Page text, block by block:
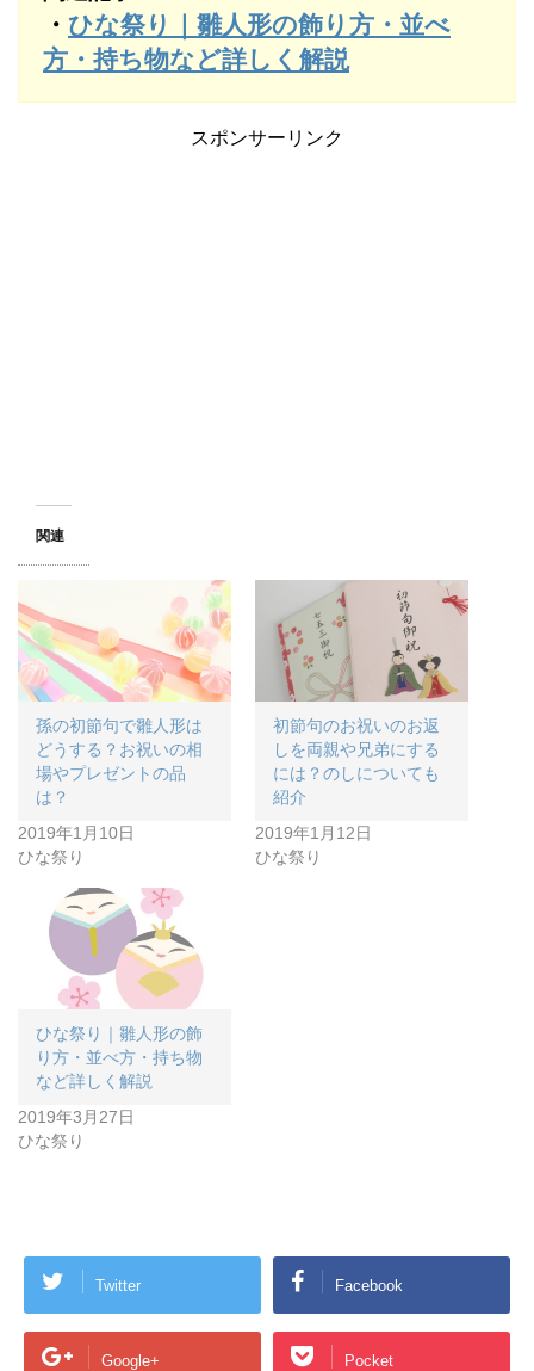
・ ひな祭り｜雛人形の飾り方・並べ
方・持ち物など詳しく解説
スポンサーリンク
関連
孫の初節句で雛人形は
どうする？お祝いの相
場やプレゼントの品
は？
2019年1月10日
ひな祭り
初節句のお祝いのお返
しを両親や兄弟にする
には？のしについても
紹介
2019年1月12日
ひな祭り
ひな祭り｜雛人形の飾
り方・並べ方・持ち物
など詳しく解説
2019年3月27日
ひな祭り
Twitter Facebook
Google+ Pocket